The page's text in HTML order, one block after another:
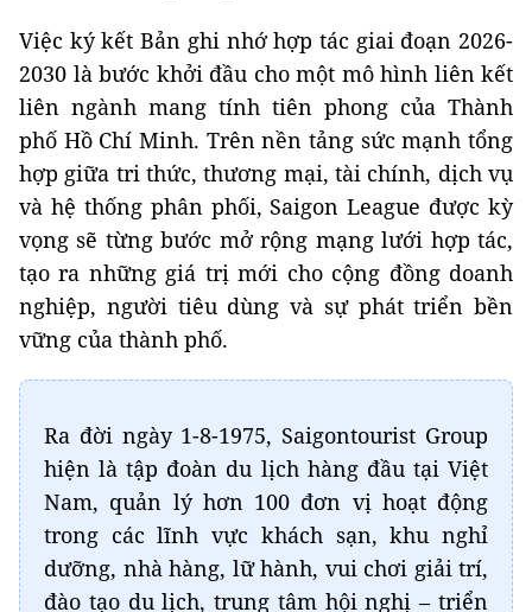
Việc ký kết Bản ghi nhớ hợp tác giai đoạn 2026-
2030 là bước khởi đầu cho một mô hình liên kết
liên ngành mang tính tiên phong của Thành
phố Hồ Chí Minh. Trên nền tảng sức mạnh tổng
hợp giữa tri thức, thương mại, tài chính, dịch vụ
và hệ thống phân phối, Saigon League được kỳ
vọng sẽ từng bước mở rộng mạng lưới hợp tác,
tạo ra những giá trị mới cho cộng đồng doanh
nghiệp, người tiêu dùng và sự phát triển bền
vững của thành phố.
Ra đời ngày 1-8-1975, Saigontourist Group
hiện là tập đoàn du lịch hàng đầu tại Việt
Nam, quản lý hơn 100 đơn vị hoạt động
trong các lĩnh vực khách sạn, khu nghỉ
dưỡng, nhà hàng, lữ hành, vui chơi giải trí,
đào tạo du lịch, trung tâm hội nghị – triển